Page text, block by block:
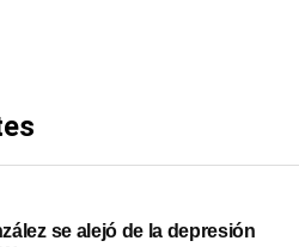
se alejó de la depresión